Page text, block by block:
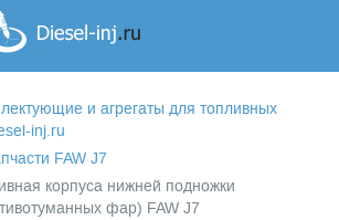
и агрегаты для топливных
inj.ru
FAW J7
корпуса нижней подножки
фар) FAW J7